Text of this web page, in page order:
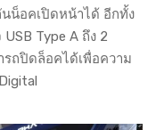
น็อคเปิดหน้าได้ อีกทั้ง
Type A ถึง 2
ถปิดล็อคได้เพื่อความ